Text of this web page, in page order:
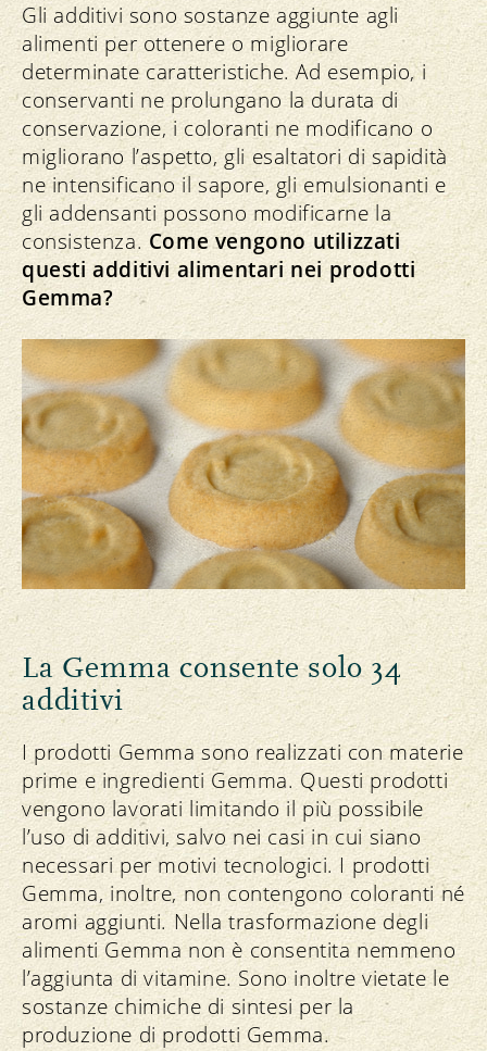
Gli additivi sono sostanze aggiunte agli
alimenti per ottenere o migliorare
determinate caratteristiche. Ad esempio, i
conservanti ne prolungano la durata di
conservazione, i coloranti ne modificano o
migliorano l’aspetto, gli esaltatori di sapidità
ne intensificano il sapore, gli emulsionanti e
gli addensanti possono modificarne la
consistenza. Come vengono utilizzati
questi additivi alimentari nei prodotti
Gemma?
La Gemma consente solo 34
additivi
I prodotti Gemma sono realizzati con materie
prime e ingredienti Gemma. Questi prodotti
vengono lavorati limitando il più possibile
l’uso di additivi, salvo nei casi in cui siano
necessari per motivi tecnologici. I prodotti
Gemma, inoltre, non contengono coloranti né
aromi aggiunti. Nella trasformazione degli
alimenti Gemma non è consentita nemmeno
l’aggiunta di vitamine. Sono inoltre vietate le
sostanze chimiche di sintesi per la
produzione di prodotti Gemma.